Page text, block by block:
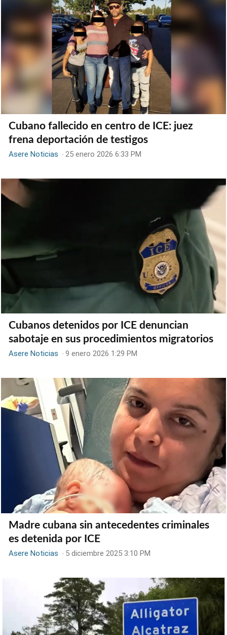
Cubano fallecido en centro de ICE: juez
frena deportación de testigos
Asere Noticias -25 enero 2026 6:33 PM
Cubanos detenidos por ICE denuncian
sabotaje en sus procedimientos migratorios
Asere Noticias -9 enero 2026 1:29 PM
Madre cubana sin antecedentes criminales
es detenida por ICE
Asere Noticias - 5 diciembre 2025 3:10 PM